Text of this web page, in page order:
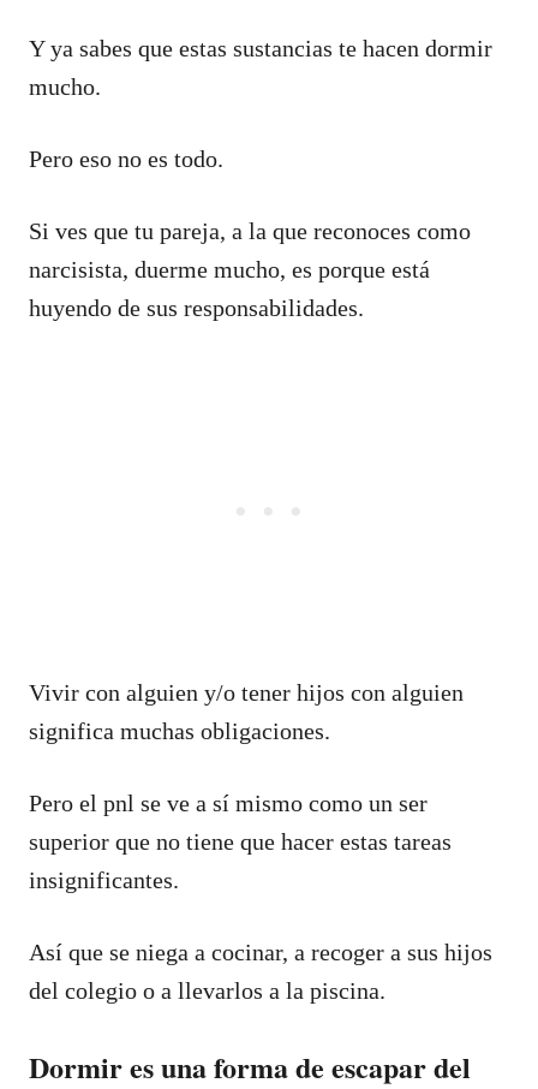
Y ya sabes que estas sustancias te hacen dormir
mucho.
Pero eso no es todo.
Si ves que tu pareja, a la que reconoces como
narcisista, duerme mucho, es porque está
huyendo de sus responsabilidades.
Vivir con alguien y/o tener hijos con alguien
significa muchas obligaciones.
Pero el pnl se ve a sí mismo como un ser
superior que no tiene que hacer estas tareas
insignificantes.
Así que se niega a cocinar, a recoger a sus hijos
del colegio o a llevarlos a la piscina.
Dormir es una forma de escapar del